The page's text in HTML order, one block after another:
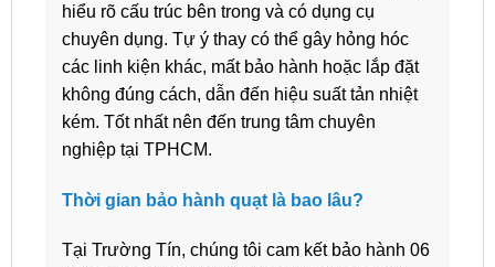
hiểu rõ cấu trúc bên trong và có dụng cụ
chuyên dụng. Tự ý thay có thể gây hỏng hóc
các linh kiện khác, mất bảo hành hoặc lắp đặt
không đúng cách, dẫn đến hiệu suất tản nhiệt
kém. Tốt nhất nên đến trung tâm chuyên
nghiệp tại TPHCM.
Thời gian bảo hành quạt là bao lâu?
Tại Trường Tín, chúng tôi cam kết bảo hành 06